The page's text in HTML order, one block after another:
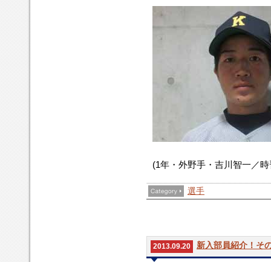
(1年・外野手・吉川智一／
選手
2013.09.20 新入部員紹介！そ